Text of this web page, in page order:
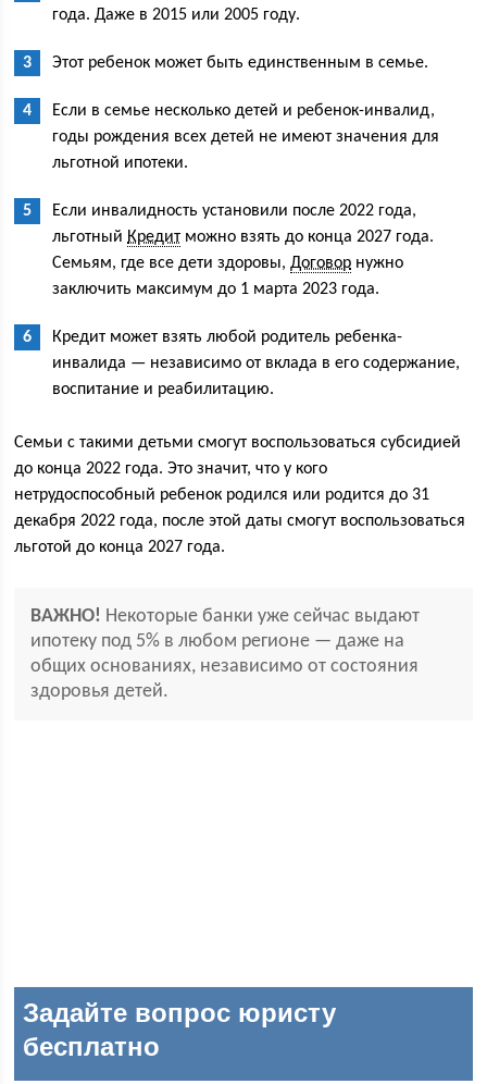
года. Даже в 2015 или 2005 году.
Этот ребенок может быть единственным в семье.
Если в семье несколько детей и ребенок-инвалид,
годы рождения всех детей не имеют значения для
льготной ипотеки.
Если инвалидность установили после 2022 года,
льготныйКредит можно взять до конца 2027 года.
Семьям, где все дети здоровы,Договор нужно
заключить максимум до 1 марта 2023 года.
Кредит может взять любой родитель ребенка-
инвалида — независимо от вклада в его содержание,
воспитание и реабилитацию.
Семьи с такими детьми смогут воспользоваться субсидией
до конца 2022 года. Это значит, что у кого
нетрудоспособный ребенок родился или родится до 31
декабря 2022 года, после этой даты смогут воспользоваться
льготой до конца 2027 года.
ВАЖНО! Некоторые банки уже сейчас выдают
ипотеку под 5% в любом регионе — даже на
общих основаниях, независимо от состояния
здоровья детей.